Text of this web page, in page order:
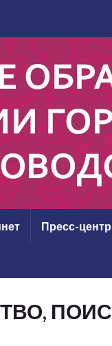
Пресс-центр